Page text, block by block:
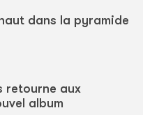
dans la pyramide
retourne aux
album